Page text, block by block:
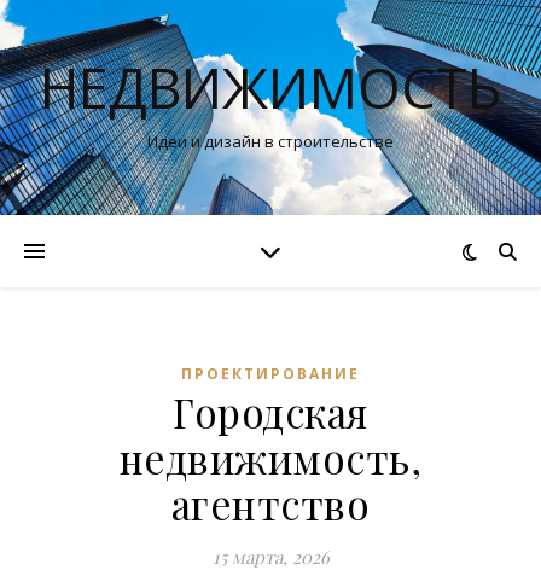
НЕДВИЖИМОСТЬ
Идеи и дизайн в строительстве
ПРОЕКТИРОВАНИЕ
Городская
недвижимость,
агентство
15 марта, 2026